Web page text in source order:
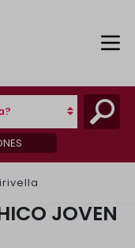
JOVEN